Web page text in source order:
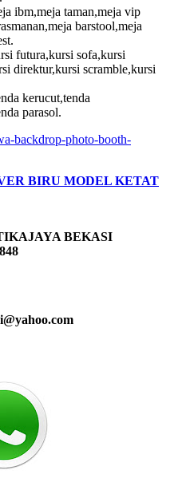
ibm,meja taman,meja vip
barstool,meja
futura,kursi sofa,kursi
direktur,kursi scramble,kursi
kerucut,tenda
parasol.
backdrop-photo-booth-
BIRU MODEL KETAT
BEKASI